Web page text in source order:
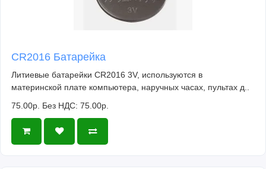
CR2016 Батарейка
Литиевые батарейки CR2016 3V, используются в
материнской плате компьютера, наручных часах, пультах д..
75.00р. Без НДС: 75.00р.